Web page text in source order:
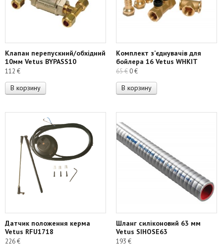
Клапан перепускний/обхідний
10мм Vetus BYPASS10
112 €
В корзину
Комплект з’єднувачів для
бойлера 16 Vetus WHKIT
65€ Первоначальная
цена
составляла
0€Текущая
цена:
0 €.
В корзину
Датчик положення керма
Vetus RFU1718
226€
Шланг силіконовий 63 мм
Vetus SIHOSE63
193 €